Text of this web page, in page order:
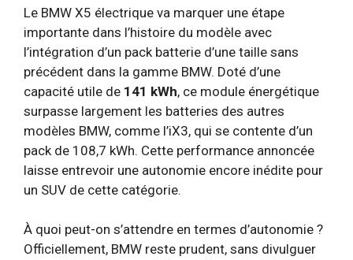
Le BMW X5 électrique va marquer une étape
importante dans l’histoire du modèle avec
l’intégration d’un pack batterie d’une taille sans
précédent dans la gamme BMW. Doté d’une
capacité utile de 141 kWh, ce module énergétique
surpasse largement les batteries des autres
modèles BMW, comme l’iX3, qui se contente d’un
pack de 108,7 kWh. Cette performance annoncée
laisse entrevoir une autonomie encore inédite pour
un SUV de cette catégorie.
À quoi peut-on s’attendre en termes d’autonomie ?
Officiellement, BMW reste prudent, sans divulguer